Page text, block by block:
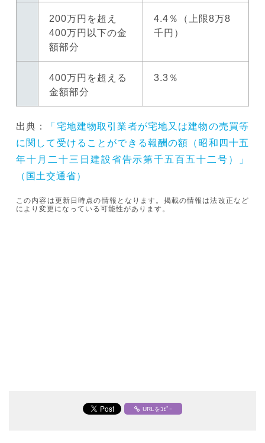
200万円を超え
400万円以下の金
額部分
4.4％（上限8万8
千円）
400万円を超える
金額部分
3.3％
出典：
「宅地建物取引業者が宅地又は建物の売買等
に関して受けることができる報酬の額（昭和四十五
年十月二十三日建設省告示第千五百五十二号）」
（国土交通省）
この内容は更新日時点の情報となります。掲載の情報は法改正など
により変更になっている可能性があります。
URLをｺﾋﾟｰ